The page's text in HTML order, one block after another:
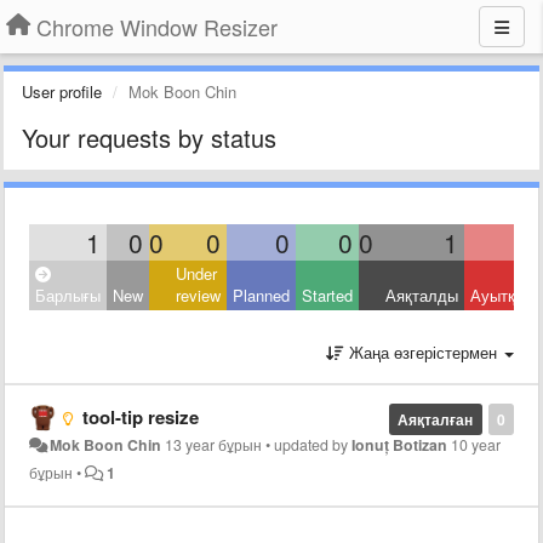
Chrome Window Resizer
User profile Mok Boon Chin
Your requests by status
1 0 0 0 0 0 0 1
Барлығы New
Under
review Planned Started Аяқталды
Жаңа өзгерістермен
0
Аяқталған
tool-tip resize
Mok Boon Chin 13 year бұрын •updated byIonuț Botizan 10 year
бұрын • 1